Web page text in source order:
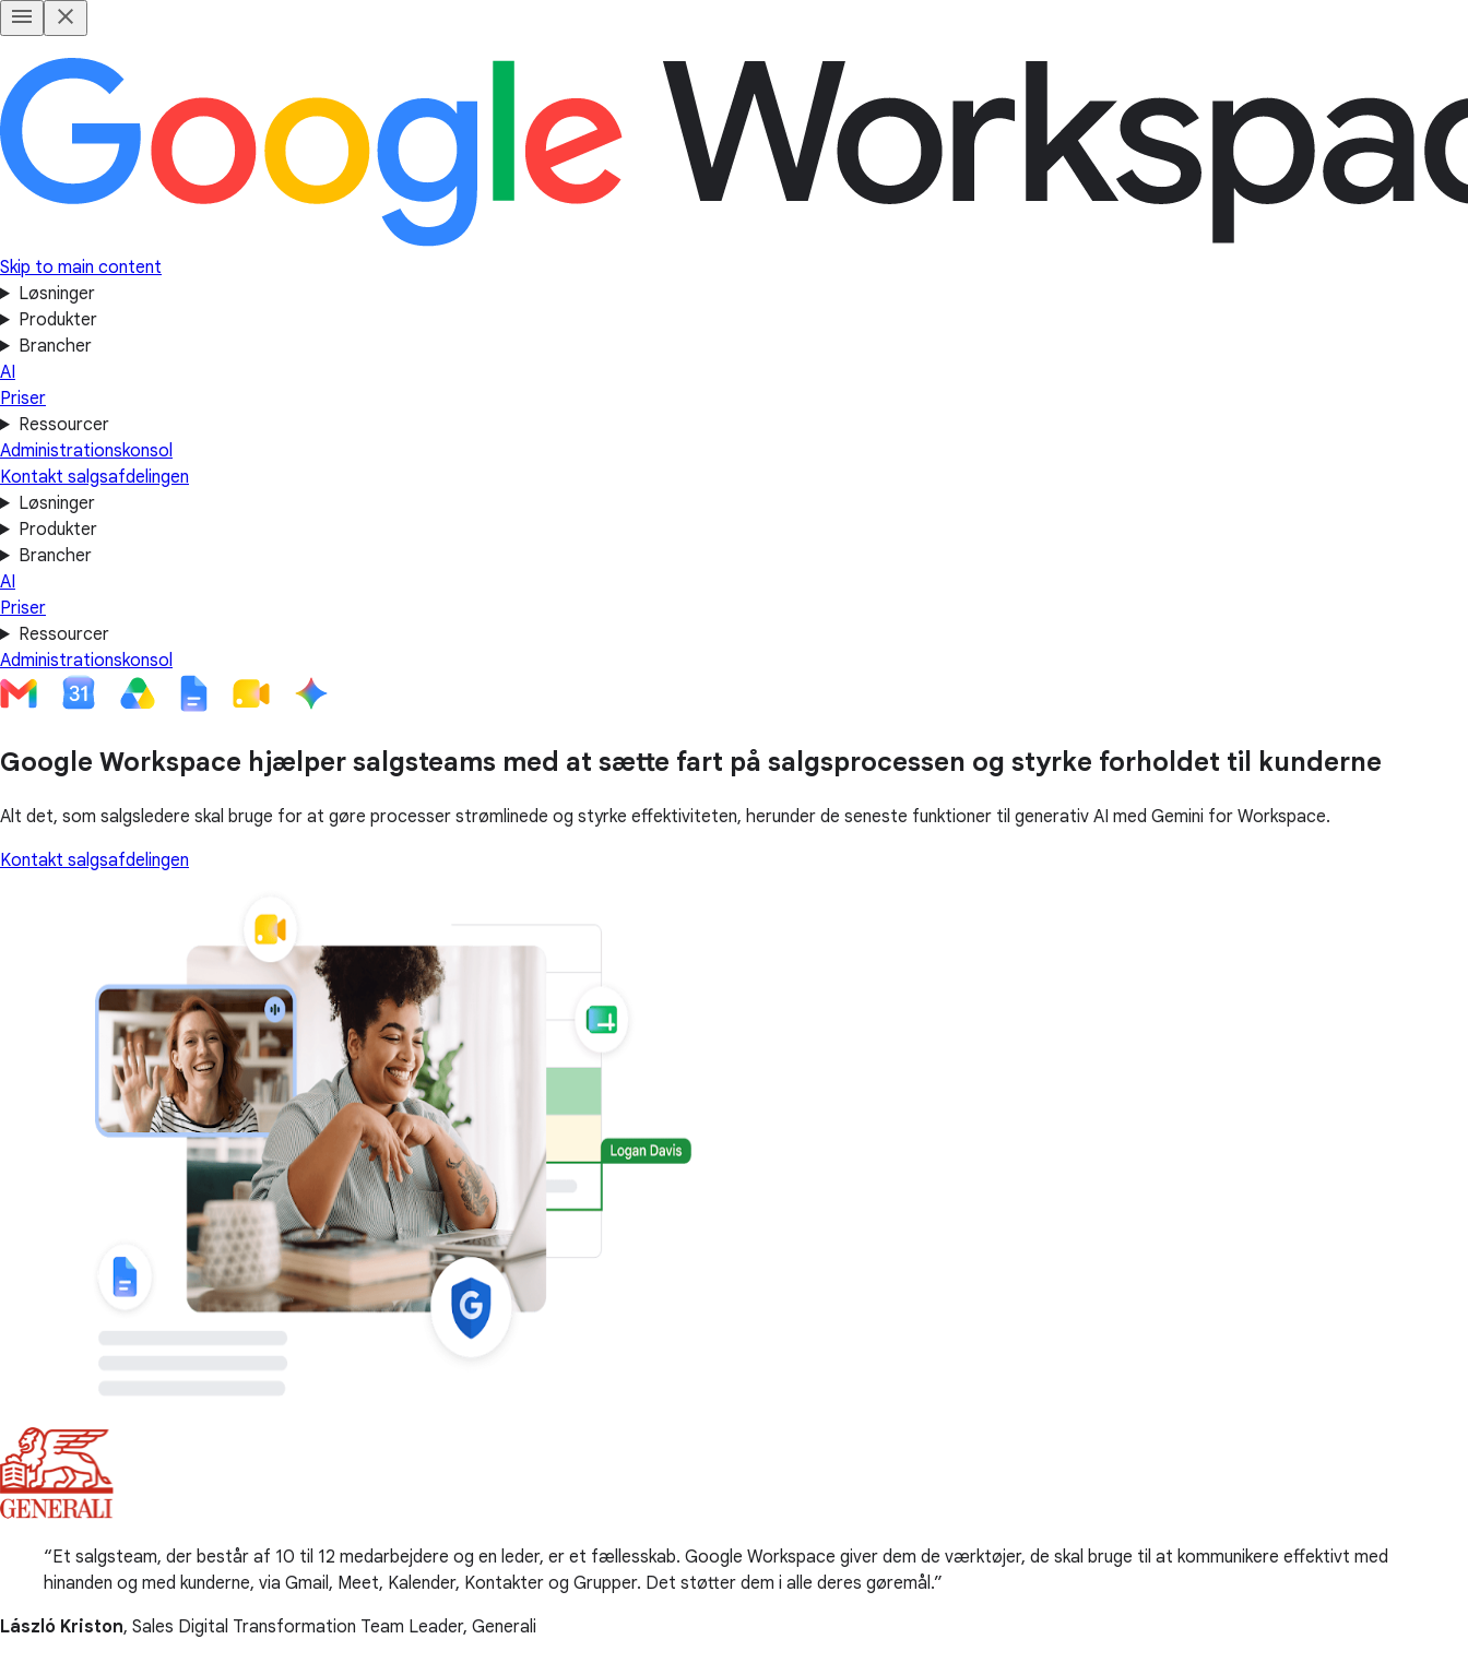
Skip to main content
Løsninger
Produkter
Brancher
AI
Priser
Ressourcer
Administrationskonsol
Kontakt salgsafdelingen
Løsninger
Produkter
Brancher
AI
Priser
Ressourcer
Administrationskonsol
Google Workspace hjælper salgsteams med at sætte fart på salgsprocessen og styrke forholdet til kunderne
Alt det, som salgsledere skal bruge for at gøre processer strømlinede og styrke effektiviteten, herunder de seneste funktioner til generativ AI med Gemini for Workspace.
Kontakt salgsafdelingen
Et salgsteam, der består af 10 til 12 medarbejdere og en leder, er et fællesskab. Google Workspace giver dem de værktøjer, de skal bruge til at kommunikere effektivt med
hinanden og med kunderne, via Gmail, Meet, Kalender, Kontakter og Grupper. Det støtter dem i alle deres gøremål.
László Kriston, Sales Digital Transformation Team Leader, Generali